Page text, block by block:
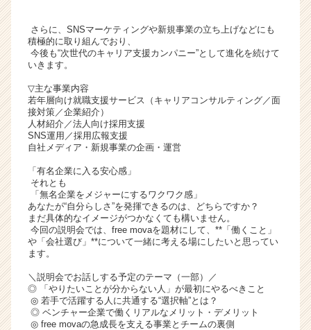
キ
ャ
（C
e
e
r
C
r
e
e
r）
さらに、SNSマーケティングや新規事業の立ち上げなどにも
積極的に取り組んでおり、
今後も“次世代のキャリア支援カンパニー”として進化を続けて
いきます。
▽主な事業内容
若年層向け就職支援サービス（キャリアコンサルティング／面
接対策／企業紹介）
人材紹介／法人向け採用支援
SNS運用／採用広報支援
自社メディア・新規事業の企画・運営
「有名企業に入る安心感」
それとも
「無名企業をメジャーにするワクワク感」
あなたが“自分らしさ”を発揮できるのは、どちらですか？
まだ具体的なイメージがつかなくても構いません。
今回の説明会では、free movaを題材にして、**「働くこと」
や「会社選び」**について一緒に考える場にしたいと思ってい
ます。
＼説明会でお話しする予定のテーマ（一部）／
◎ 「やりたいことが分からない人」が最初にやるべきこと
◎ 若手で活躍する人に共通する“選択軸”とは？
◎ ベンチャー企業で働くリアルなメリット・デメリット
◎ free movaの急成長を支える事業とチームの裏側